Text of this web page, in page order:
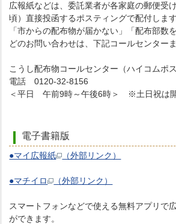
広報紙などは、委託業者が各家庭の郵便受
頃）直接投函するポスティングで配付します
「市からの配布物が届かない」「配布部数
どのお問い合わせは、下記コールセンター
こうし配布物コールセンター（ハイコムポ
電話 0120-32-8156
＜平日 午前9時～午後6時＞ ※土日祝は
電子書籍版
●マイ広報紙 （外部リンク）
●マチイロ （外部リンク）
スマートフォンなどで使える無料アプリで
ができます。